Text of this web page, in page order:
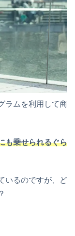
ラムを利用して商
も乗せられるぐら
いるのですが、ど